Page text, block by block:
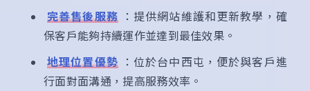
完善售後服務 ：提供網站維護和更新教學，確
保客戶能夠持續運作並達到最佳效果。
地理位置優勢 ：位於台中西屯，便於與客戶進
行面對面溝通，提高服務效率。